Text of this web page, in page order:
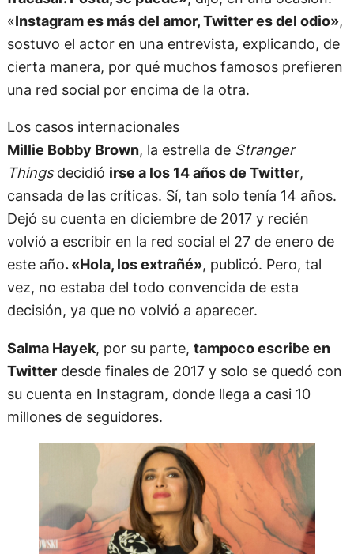
«Instagram es más del amor, Twitter es del odio»,
sostuvo el actor en una entrevista, explicando, de
cierta manera, por qué muchos famosos prefieren
una red social por encima de la otra.
Los casos internacionales
Millie Bobby Brown, la estrella de Stranger
Thingsdecidió irse a los 14 años de Twitter,
cansada de las críticas. Sí, tan solo tenía 14 años.
Dejó su cuenta en diciembre de 2017 y recién
volvió a escribir en la red social el 27 de enero de
este año. «Hola, los extrañé», publicó. Pero, tal
vez, no estaba del todo convencida de esta
decisión, ya que no volvió a aparecer.
Salma Hayek, por su parte, tampoco escribe en
Twitterdesde finales de 2017 y solo se quedó con
su cuenta en Instagram, donde llega a casi 10
millones de seguidores.